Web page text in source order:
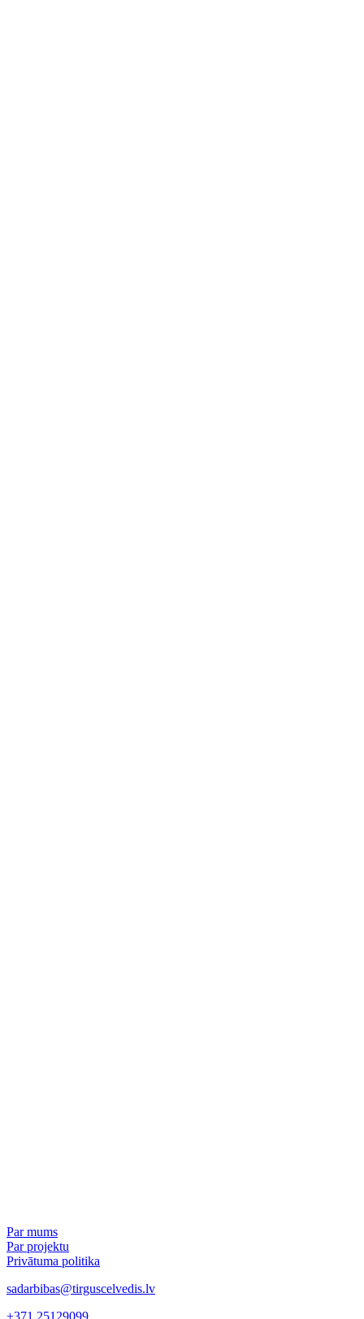
Par mums
Par projektu
Privātuma politika
sadarbibas@tirguscelvedis.lv
+371 25129099